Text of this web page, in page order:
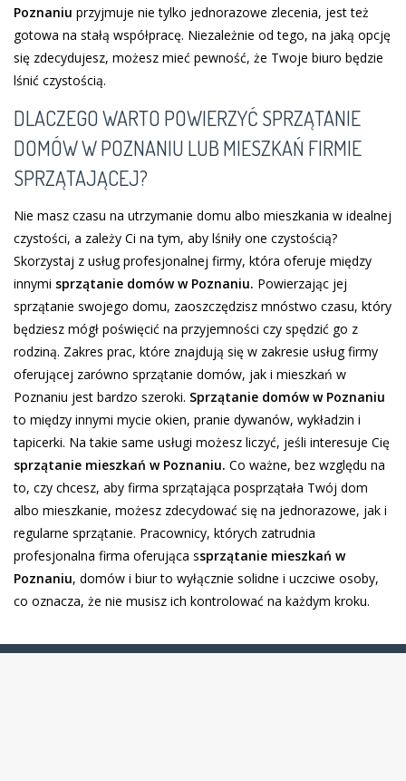
Poznaniu przyjmuje nie tylko jednorazowe zlecenia, jest też
gotowa na stałą współpracę. Niezależnie od tego, na jaką opcję
się zdecydujesz, możesz mieć pewność, że Twoje biuro będzie
lśnić czystością.
DLACZEGO WARTO POWIERZYĆ SPRZĄTANIE
DOMÓW W POZNANIU LUB MIESZKAŃ FIRMIE
SPRZĄTAJĄCEJ?
Nie masz czasu na utrzymanie domu albo mieszkania w idealnej
czystości, a zależy Ci na tym, aby lśniły one czystością?
Skorzystaj z usług profesjonalnej firmy, która oferuje między
innymi sprzątanie domów w Poznaniu. Powierzając jej
sprzątanie swojego domu, zaoszczędzisz mnóstwo czasu, który
będziesz mógł poświęcić na przyjemności czy spędzić go z
rodziną. Zakres prac, które znajdują się w zakresie usług firmy
oferującej zarówno sprzątanie domów, jak i mieszkań w
Poznaniu jest bardzo szeroki. Sprzątanie domów w Poznaniu
to między innymi mycie okien, pranie dywanów, wykładzin i
tapicerki. Na takie same usługi możesz liczyć, jeśli interesuje Cię
sprzątanie mieszkań w Poznaniu. Co ważne, bez względu na
to, czy chcesz, aby firma sprzątająca posprzątała Twój dom
albo mieszkanie, możesz zdecydować się na jednorazowe, jak i
regularne sprzątanie. Pracownicy, których zatrudnia
profesjonalna firma oferująca ssprzątanie mieszkań w
Poznaniu, domów i biur to wyłącznie solidne i uczciwe osoby,
co oznacza, że nie musisz ich kontrolować na każdym kroku.